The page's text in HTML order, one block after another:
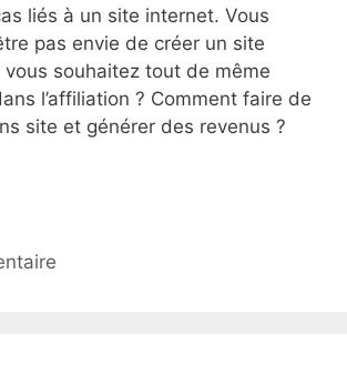
liés à un site internet. Vous
pas envie de créer un site
souhaitez tout de même
l’affiliation ? Comment faire de
site et générer des revenus ?